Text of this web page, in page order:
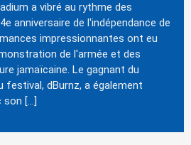
a vibré au rythme des
anniversaire de l'indépendance de
impressionnantes ont eu
de l'armée et des
jamaïcaine. Le gagnant du
festival, dBurnz, a également
son […]